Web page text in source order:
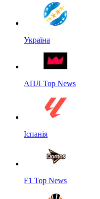
Україна
АПЛ Top News
Іспанія
F1 Top News